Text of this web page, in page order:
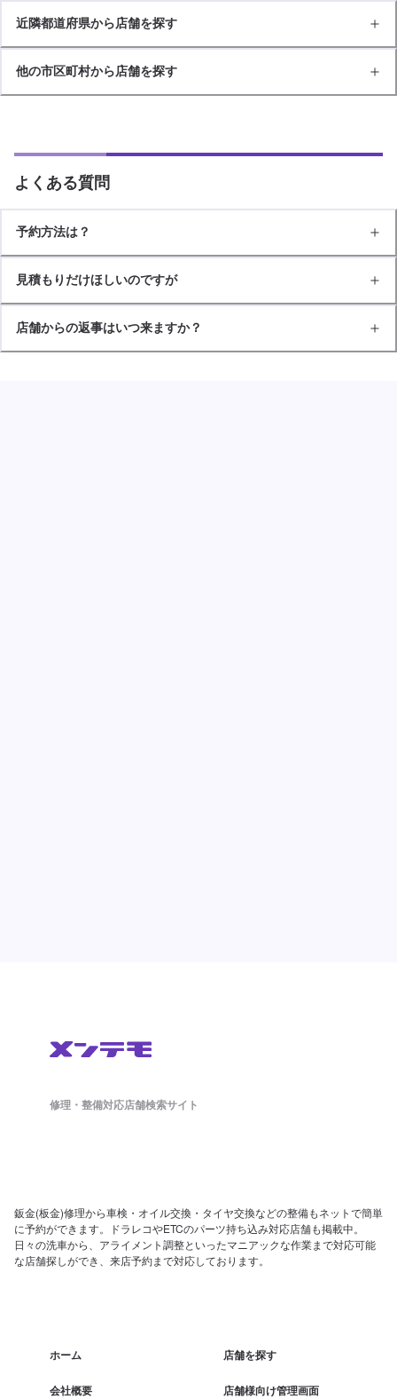
近隣都道府県から店舗を探す
他の市区町村から店舗を探す
よくある質問
予約方法は？
見積もりだけほしいのですが
店舗からの返事はいつ来ますか？
修理・整備対応店舗検索サイト
鈑金(板金)修理から車検・オイル交換・タイヤ交換などの整備もネットで簡単
に予約ができます。ドラレコやETCのパーツ持ち込み対応店舗も掲載中。
日々の洗車から、アライメント調整といったマニアックな作業まで対応可能
な店舗探しができ、来店予約まで対応しております。
ホーム 店舗を探す
会社概要 店舗様向け管理画面